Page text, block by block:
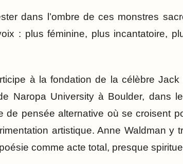
dans l’ombre de ces monstres
: plus féminine, plus incantatoire,
à la fondation de la célèbre
Naropa University à Boulder, dans
de pensée alternative où se croisent
artistique. Anne Waldman y
comme acte total, presque